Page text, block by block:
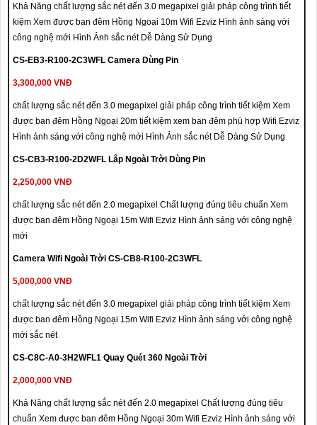
Khả Năng chất lượng sắc nét đến 3.0 megapixel giải pháp công trình tiết
kiệm Xem được ban đêm Hồng Ngoại 10m Wifi Ezviz Hình ảnh sáng với
công nghệ mới Hình Ảnh sắc nét Dễ Dàng Sử Dụng
CS-EB3-R100-2C3WFL Camera Dùng Pin
3,300,000 VNĐ
chất lượng sắc nét đến 3.0 megapixel giải pháp công trình tiết kiệm Xem
được ban đêm Hồng Ngoại 20m tiết kiệm xem ban đêm phù hợp Wifi Ezviz
Hình ảnh sáng với công nghệ mới Hình Ảnh sắc nét Dễ Dàng Sử Dụng
CS-CB3-R100-2D2WFL Lắp Ngoài Trời Dùng Pin
2,250,000 VNĐ
chất lượng sắc nét đến 2.0 megapixel Chất lượng đúng tiêu chuẩn Xem
được ban đêm Hồng Ngoại 15m Wifi Ezviz Hình ảnh sáng với công nghệ
mới
Camera Wifi Ngoài Trời CS-CB8-R100-2C3WFL
5,000,000 VNĐ
chất lượng sắc nét đến 3.0 megapixel giải pháp công trình tiết kiệm Xem
được ban đêm Hồng Ngoại 15m Wifi Ezviz Hình ảnh sáng với công nghệ
mới sắc nét
CS-C8C-A0-3H2WFL1 Quay Quét 360 Ngoài Trời
2,000,000 VNĐ
Khả Năng chất lượng sắc nét đến 2.0 megapixel Chất lượng đúng tiêu
chuẩn Xem được ban đêm Hồng Ngoại 30m Wifi Ezviz Hình ảnh sáng với